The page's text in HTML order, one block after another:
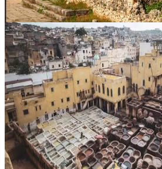
Merzouga, Marocco
10 giorni di tour da Casablanca
Chefchaouen
Scopri il Marocco in un itinerario
imperiali, paesaggi montani, avventura nel
In 9 giorni e 8 notti, il percorso conduce
Su richiesta